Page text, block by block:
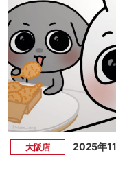
大阪店 2025年